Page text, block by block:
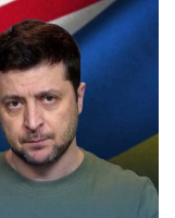
ПОЛЗВАНЕ
БИСКВИТКИТЕ